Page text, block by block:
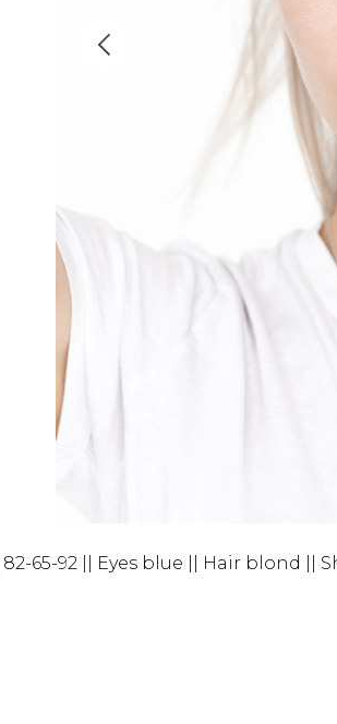
65-92 || Eyes blue || Hair blond ||